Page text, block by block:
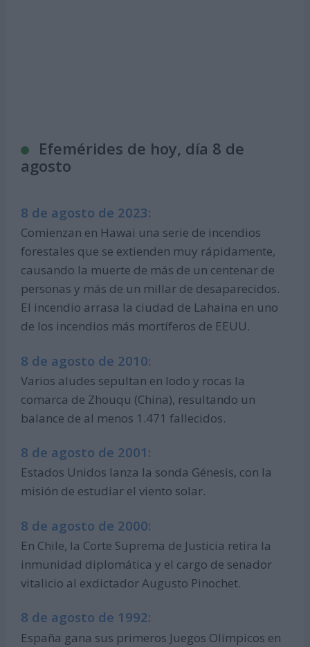
Efemérides de hoy, día 8 de
agosto
8 de agosto de 2023:
Comienzan en Hawai una serie de incendios
forestales que se extienden muy rápidamente,
causando la muerte de más de un centenar de
personas y más de un millar de desaparecidos.
El incendio arrasa la ciudad de Lahaina en uno
de los incendios más mortíferos de EEUU.
8 de agosto de 2010:
Varios aludes sepultan en lodo y rocas la
comarca de Zhouqu (China), resultando un
balance de al menos 1.471 fallecidos.
8 de agosto de 2001:
Estados Unidos lanza la sonda Génesis, con la
misión de estudiar el viento solar.
8 de agosto de 2000:
En Chile, la Corte Suprema de Justicia retira la
inmunidad diplomática y el cargo de senador
vitalicio al exdictador Augusto Pinochet.
8 de agosto de 1992:
España gana sus primeros Juegos Olímpicos en